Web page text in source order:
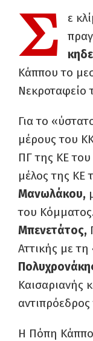
Σ
ε
Κάππου το
Για το
μέρους του
ΠΓ της ΚΕ
μέλος της ΚΕ
Μανωλάκου,
του
Μπενετάτος,
Αττικής με
Καισαριανής
Η Πόπη